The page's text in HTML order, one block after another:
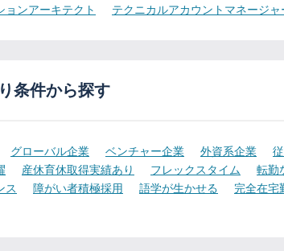
ョンアーキテクト
テクニカルアカウントマネージャ
条件から探す
グローバル企業 ベンチャー企業 外資系企業
産休育休取得実績あり フレックスタイム 転勤
ス
障がい者積極採用 語学が生かせる 完全在宅